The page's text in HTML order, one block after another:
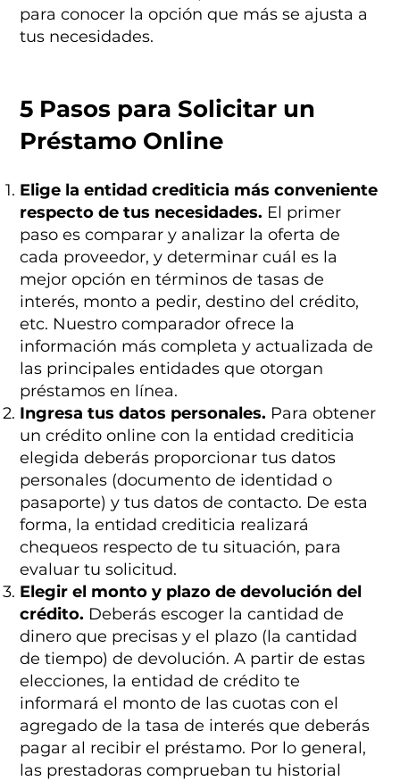
para conocer la opción que más se ajusta a
tus necesidades.
5 Pasos para Solicitar un
Préstamo Online
Elige la entidad crediticia más conveniente
respecto de tus necesidades. El primer
paso es comparar y analizar la oferta de
cada proveedor, y determinar cuál es la
mejor opción en términos de tasas de
interés, monto a pedir, destino del crédito,
etc. Nuestro comparador ofrece la
información más completa y actualizada de
las principales entidades que otorgan
préstamos en línea.
Ingresa tus datos personales. Para obtener
un crédito online con la entidad crediticia
elegida deberás proporcionar tus datos
personales (documento de identidad o
pasaporte) y tus datos de contacto. De esta
forma, la entidad crediticia realizará
chequeos respecto de tu situación, para
evaluar tu solicitud.
Elegir el monto y plazo de devolución del
crédito. Deberás escoger la cantidad de
dinero que precisas y el plazo (la cantidad
de tiempo) de devolución. A partir de estas
elecciones, la entidad de crédito te
informará el monto de las cuotas con el
agregado de la tasa de interés que deberás
pagar al recibir el préstamo. Por lo general,
las prestadoras comprueban tu historial